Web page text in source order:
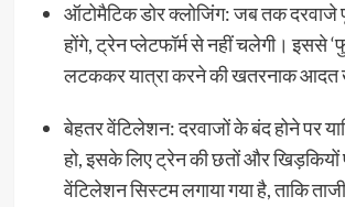
ऑटोमैटिक डोर क्लोजिंग: जब तक दरवाजे
होंगे, ट्रेन प्लेटफॉर्म से नहीं चलेगी। इससे
लटककर यात्रा करने की खतरनाक आदत
बेहतर वेंटिलेशन: दरवाजों के बंद होने पर
हो, इसके लिए ट्रेन की छतों और खिड़कियों
वेंटिलेशन सिस्टम लगाया गया है, ताकि